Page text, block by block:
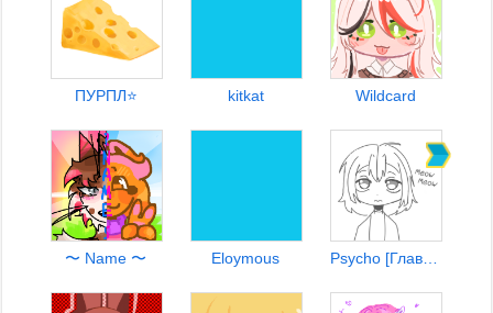
ПУРПЛ⭐ kitkat Wildcard
〜 Name 〜 Eloymous